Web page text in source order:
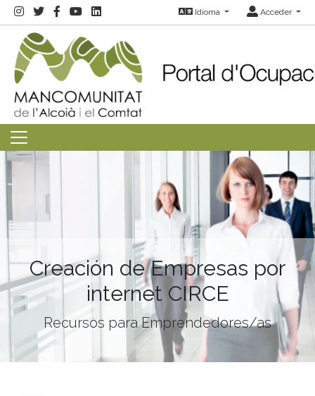
Idioma Acceder
Creación de Empresas por
internet CIRCE
Recursos para Emprendedores/as